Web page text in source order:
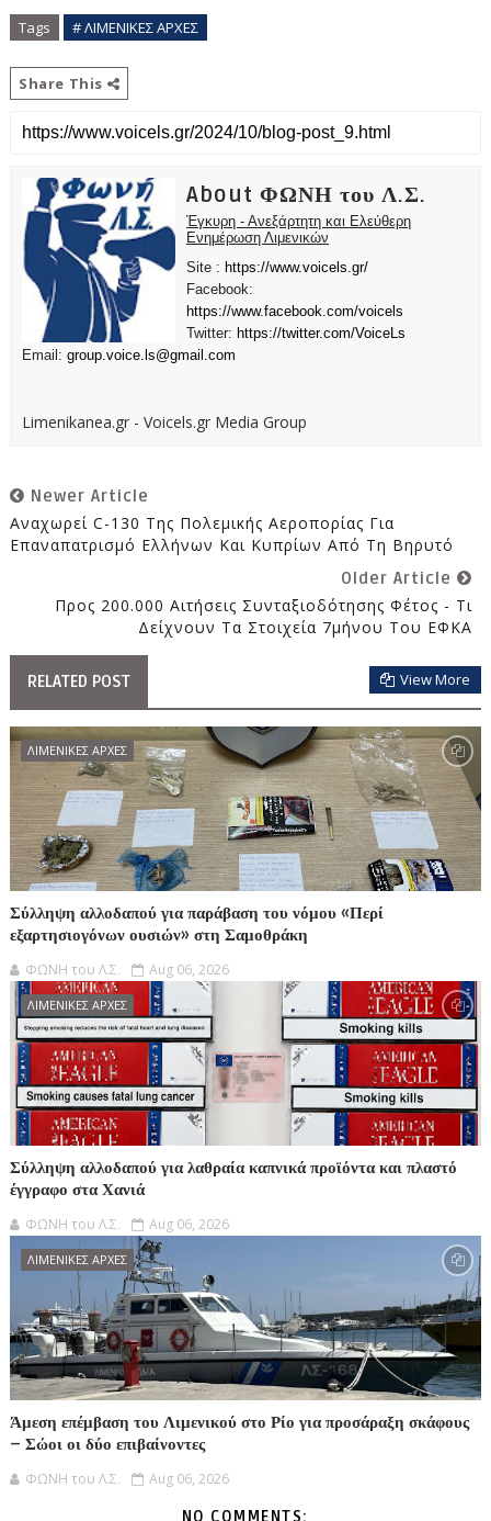
Tags # ΛΙΜΕΝΙΚΕΣ ΑΡΧΕΣ
Share This
About ΦΩΝΗ του Λ.Σ.
Έγκυρη - Ανεξάρτητη και Ελεύθερη
Ενημέρωση Λιμενικών
Site : https://www.voicels.gr/
Facebook:
https://www.facebook.com/voicels
Twitter: https://twitter.com/VoiceLs
Email: group.voice.ls@gmail.com
Limenikanea.gr - Voicels.gr Media Group
Newer Article
Αναχωρεί C-130 Της Πολεμικής Αεροπορίας Για
Επαναπατρισμό Ελλήνων Και Κυπρίων Από Τη Βηρυτό
Older Article
Προς 200.000 Αιτήσεις Συνταξιοδότησης Φέτος - Τι
Δείχνουν Τα Στοιχεία 7μήνου Του ΕΦΚΑ
RELATED POST View More
ΛΙΜΕΝΙΚΕΣ ΑΡΧΕΣ
Σύλληψη αλλοδαπού για παράβαση του νόμου «Περί
εξαρτησιογόνων ουσιών» στη Σαμοθράκη
ΦΩΝΗ του Λ.Σ. Aug 06, 2026
ΛΙΜΕΝΙΚΕΣ ΑΡΧΕΣ
Σύλληψη αλλοδαπού για λαθραία καπνικά προϊόντα και πλαστό
έγγραφο στα Χανιά
ΦΩΝΗ του Λ.Σ. Aug 06, 2026
ΛΙΜΕΝΙΚΕΣ ΑΡΧΕΣ
Άμεση επέμβαση του Λιμενικού στο Ρίο για προσάραξη σκάφους
– Σώοι οι δύο επιβαίνοντες
ΦΩΝΗ του Λ.Σ. Aug 06, 2026